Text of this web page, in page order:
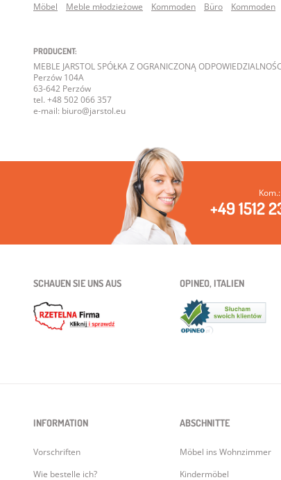
Möbel Meble młodzieżowe Kommoden Büro Kommoden
PRODUCENT:
MEBLE JARSTOL SPÓŁKA Z OGRANICZONĄ
Perzów 104A
63-642 Perzów
tel. +48 502 066 357
e-mail: biuro@jarstol.eu
Kom.:
+49 1512
SCHAUEN SIE UNS AUS OPINEO, ITALIEN
INFORMATION
Vorschriften
Wie bestelle ich?
ABSCHNITTE
Möbel ins Wohnzimmer
Kindermöbel